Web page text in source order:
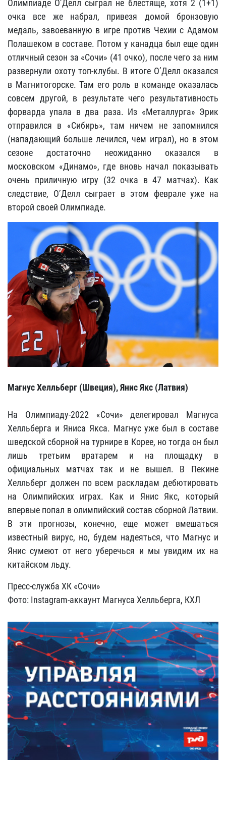
Олимпиаде О’Делл сыграл не блестяще, хотя 2 (1+1)
очка все же набрал, привезя домой бронзовую
медаль, завоеванную в игре против Чехии с Адамом
Полашеком в составе. Потом у канадца был еще один
отличный сезон за «Сочи» (41 очко), после чего за ним
развернули охоту топ-клубы. В итоге О’Делл оказался
в Магнитогорске. Там его роль в команде оказалась
совсем другой, в результате чего результативность
форварда упала в два раза. Из «Металлурга» Эрик
отправился в «Сибирь», там ничем не запомнился
(нападающий больше лечился, чем играл), но в этом
сезоне достаточно неожиданно оказался в
московском «Динамо», где вновь начал показывать
очень приличную игру (32 очка в 47 матчах). Как
следствие, О’Делл сыграет в этом феврале уже на
второй своей Олимпиаде.
Магнус Хелльберг (Швеция), Янис Якс (Латвия)
На Олимпиаду-2022 «Сочи» делегировал Магнуса
Хелльберга и Яниса Якса. Магнус уже был в составе
шведской сборной на турнире в Корее, но тогда он был
лишь третьим вратарем и на площадку в
официальных матчах так и не вышел. В Пекине
Хелльберг должен по всем раскладам дебютировать
на Олимпийских играх. Как и Янис Якс, который
впервые попал в олимпийский состав сборной Латвии.
В эти прогнозы, конечно, еще может вмешаться
известный вирус, но, будем надеяться, что Магнус и
Янис сумеют от него уберечься и мы увидим их на
китайском льду.
Пресс-служба ХК «Сочи»
Фото: Instagram-аккаунт Магнуса Хелльберга, КХЛ